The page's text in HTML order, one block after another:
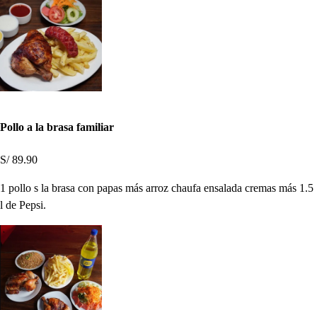
Pollo a la brasa familiar
S/ 89.90
1 pollo s la brasa con papas más arroz chaufa ensalada cremas más 1.5
l de Pepsi.